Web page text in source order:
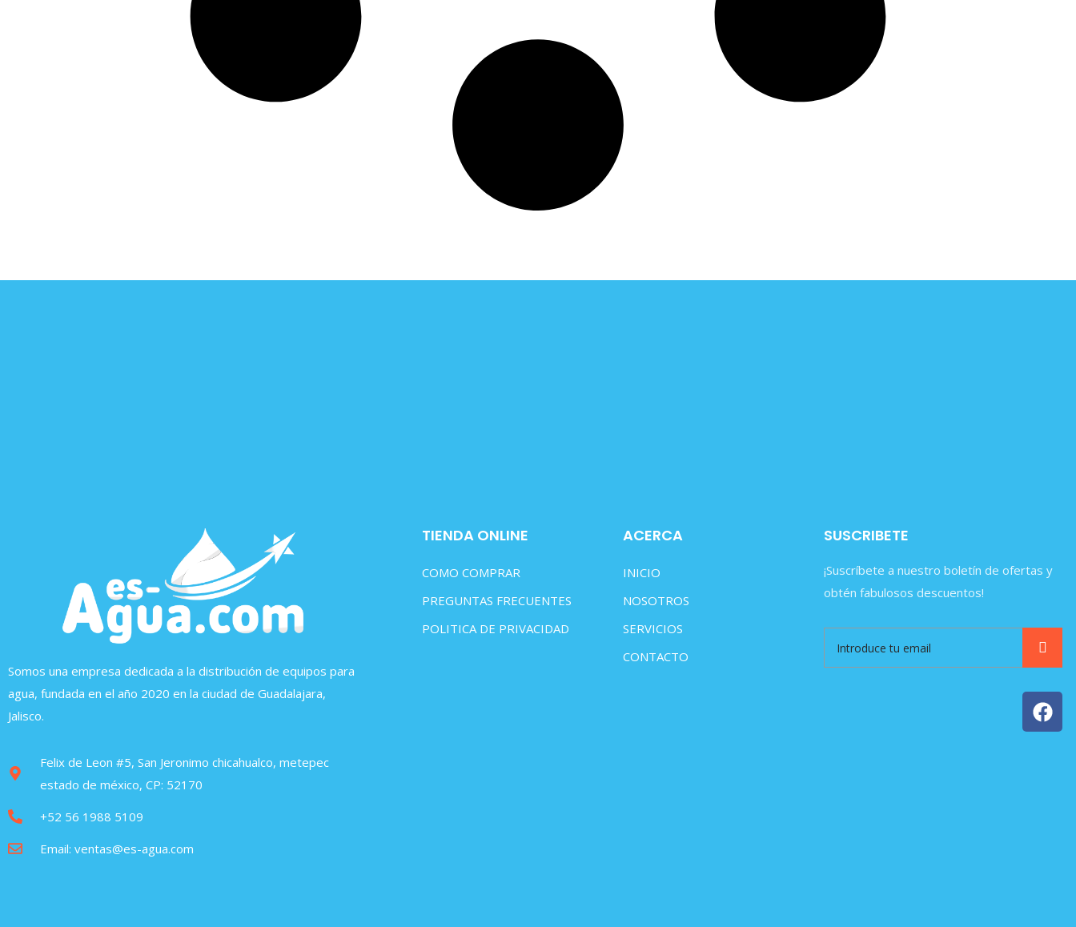
Somos una empresa dedicada a la distribución de equipos para
agua, fundada en el año 2020 en la ciudad de Guadalajara,
Jalisco.
Felix de Leon #5, San Jeronimo chicahualco, metepec
estado de méxico, CP: 52170
+52 56 1988 5109
Email: ventas@es-agua.com
TIENDA ONLINE
COMO COMPRAR
PREGUNTAS FRECUENTES
POLITICA DE PRIVACIDAD
ACERCA
INICIO
NOSOTROS
SERVICIOS
CONTACTO
SUSCRIBETE
¡Suscríbete a nuestro boletín de ofertas y
obtén fabulosos descuentos!